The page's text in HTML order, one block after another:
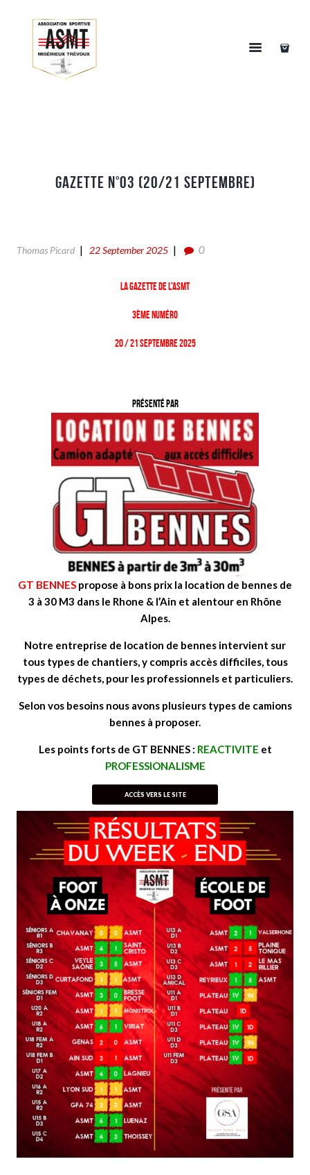
Gazette n°03 (20/21 Septembre)
Thomas Picard 22 September 2025 0
La gazette de l’ASMT
3ème numéro
20/ 21 Septembre 2025
PRÉSENTÉ PAR
GT BENNES propose à bons prix la location de bennes de
3 à 30 M3 dans le Rhone & l’Ain et alentour en Rhône
Alpes.
Notre entreprise de location de bennes intervient sur
tous types de chantiers, y compris accès difficiles, tous
types de déchets, pour les professionnels et particuliers.
Selon vos besoins nous avons plusieurs types de camions
bennes à proposer.
Les points forts de GT BENNES : REACTIVITE et
PROFESSIONALISME
ACCÈS VERS LE SITE